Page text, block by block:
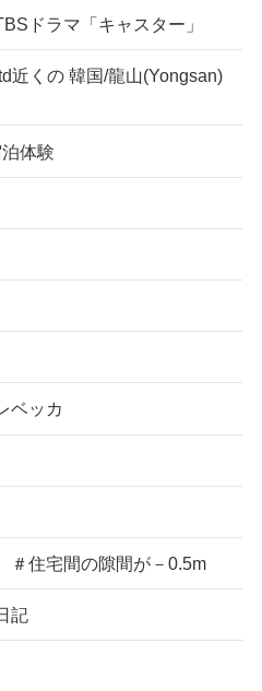
ドラマ「キャスター」
近くの 韓国/龍山(Yongsan)
体験
ベッカ
住宅間の隙間が－0.5m
記